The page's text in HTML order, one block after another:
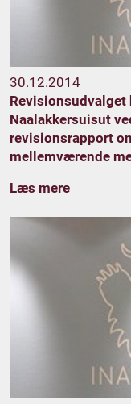
30.12.2014
Revisionsudvalget
Naalakkersuisut
revisionsrapport
mellemværende
Læs mere